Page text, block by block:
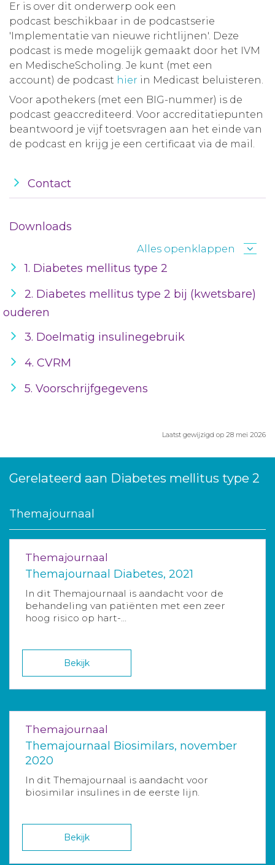
Er is over dit onderwerp ook een
podcast beschikbaar in de podcastserie
'Implementatie van nieuwe richtlijnen'. Deze
podcast is mede mogelijk gemaakt door het IVM
en MedischeScholing. Je kunt (met een
account) de podcast hier in Medicast beluisteren.
Voor apothekers (met een BIG-nummer) is de
podcast geaccrediteerd. Voor accreditatiepunten
beantwoord je vijf toetsvragen aan het einde van
de podcast en krijg je een certificaat via de mail.
Contact
Downloads
Alles openklappen
1. Diabetes mellitus type 2
2. Diabetes mellitus type 2 bij (kwetsbare)
ouderen
3. Doelmatig insulinegebruik
4. CVRM
5. Voorschrijfgegevens
Laatst gewijzigd op 28 mei 2026
Gerelateerd aan Diabetes mellitus type 2
Themajournaal
Themajournaal
Themajournaal Diabetes, 2021
In dit Themajournaal is aandacht voor de
behandeling van patiënten met een zeer
hoog risico op hart-...
Bekijk
Themajournaal
Themajournaal Biosimilars, november
2020
In dit Themajournaal is aandacht voor
biosimilar insulines in de eerste lijn.
Bekijk